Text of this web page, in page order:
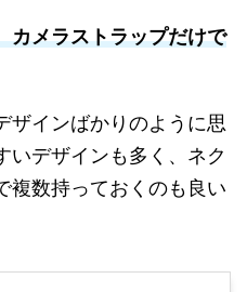
カメラストラップだけで
ザインばかりのように思
いデザインも多く、ネク
複数持っておくのも良い